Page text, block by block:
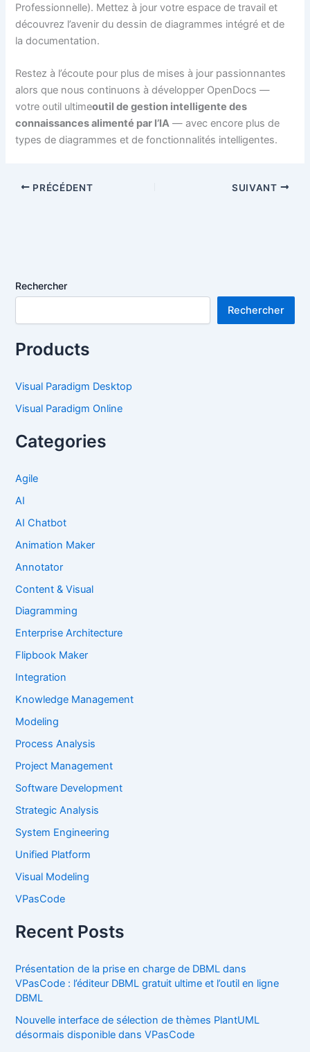
Professionnelle). Mettez à jour votre espace de travail et
découvrez l’avenir du dessin de diagrammes intégré et de
la documentation.
Restez à l’écoute pour plus de mises à jour passionnantes
alors que nous continuons à développer OpenDocs —
votre outil ultimeoutil de gestion intelligente des
connaissances alimenté par l’IA — avec encore plus de
types de diagrammes et de fonctionnalités intelligentes.
PRÉCÉDENT SUIVANT
Rechercher
Rechercher
Products
Visual Paradigm Desktop
Visual Paradigm Online
Categories
Agile
AI
AI Chatbot
Animation Maker
Annotator
Content & Visual
Diagramming
Enterprise Architecture
Flipbook Maker
Integration
Knowledge Management
Modeling
Process Analysis
Project Management
Software Development
Strategic Analysis
System Engineering
Unified Platform
Visual Modeling
VPasCode
Recent Posts
Présentation de la prise en charge de DBML dans
VPasCode : l’éditeur DBML gratuit ultime et l’outil en ligne
DBML
Nouvelle interface de sélection de thèmes PlantUML
désormais disponible dans VPasCode